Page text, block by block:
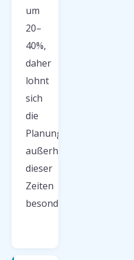
um
20–
40%,
daher
lohnt
sich
die
Planung
außerhalb
dieser
Zeiten
besonders.